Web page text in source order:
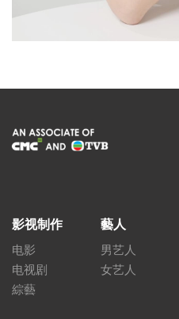
影视制作
电影
电视剧
綜藝
藝人
男艺人
女艺人